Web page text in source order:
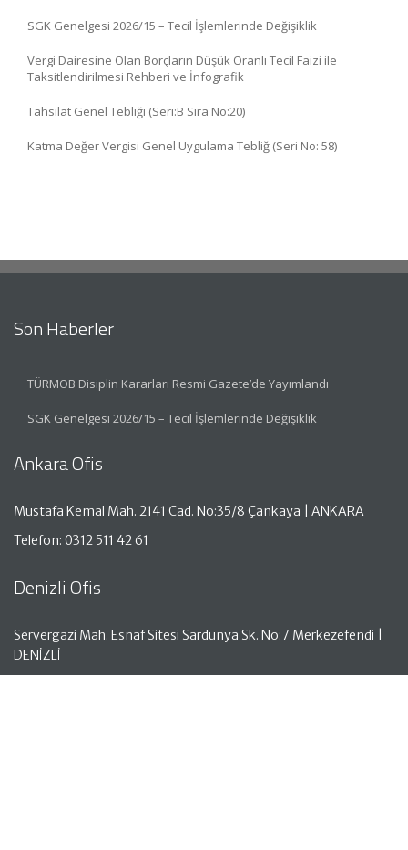
SGK Genelgesi 2026/15 – Tecil İşlemlerinde Değişiklik
Vergi Dairesine Olan Borçların Düşük Oranlı Tecil Faizi ile
Taksitlendirilmesi Rehberi ve İnfografik
Tahsilat Genel Tebliği (Seri:B Sıra No:20)
Katma Değer Vergisi Genel Uygulama Tebliğ (Seri No: 58)
Son Haberler
TÜRMOB Disiplin Kararları Resmi Gazete’de Yayımlandı
SGK Genelgesi 2026/15 – Tecil İşlemlerinde Değişiklik
Ankara Ofis
Mustafa Kemal Mah. 2141 Cad. No:35/8 Çankaya | ANKARA
Telefon: 0312 511 42 61
Denizli Ofis
Servergazi Mah. Esnaf Sitesi Sardunya Sk. No:7 Merkezefendi |
DENİZLİ